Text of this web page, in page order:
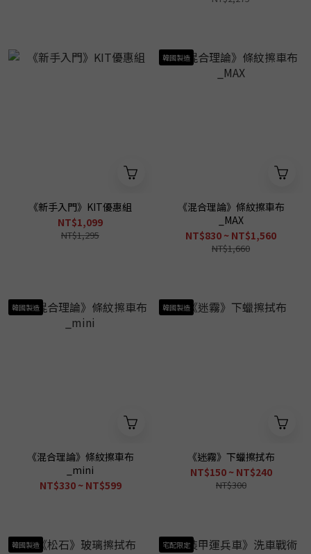
《新手入門》KIT優惠組
NT$1,099
NT$1,295
韓國製造
《混合理論》條紋擦車布
_MAX
NT$830 ~ NT$1,560
NT$1,660
韓國製造
《混合理論》條紋擦車布
_mini
NT$330 ~ NT$599
韓國製造
《迷霧》下蠟擦拭布
NT$150 ~ NT$240
NT$300
韓國製造 宅配限定